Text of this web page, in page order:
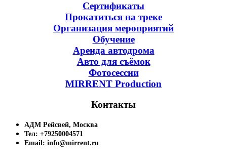
Сертификаты
Прокатиться на треке
Организация мероприятий
Обучение
Аренда автодрома
Авто для съёмок
Фотосессии
MIRRENT Production
Контакты
АДМ Рейсвей, Москва
Тел: +79250004571
Email: info@mirrent.ru